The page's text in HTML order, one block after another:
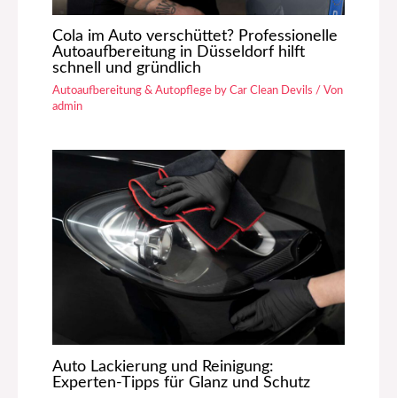
Cola im Auto verschüttet? Professionelle
Autoaufbereitung in Düsseldorf hilft
schnell und gründlich
Autoaufbereitung & Autopflege by Car Clean Devils / Von
admin
Auto Lackierung und Reinigung:
Experten-Tipps für Glanz und Schutz